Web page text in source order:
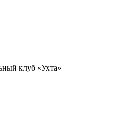
клуб «Ухта» |